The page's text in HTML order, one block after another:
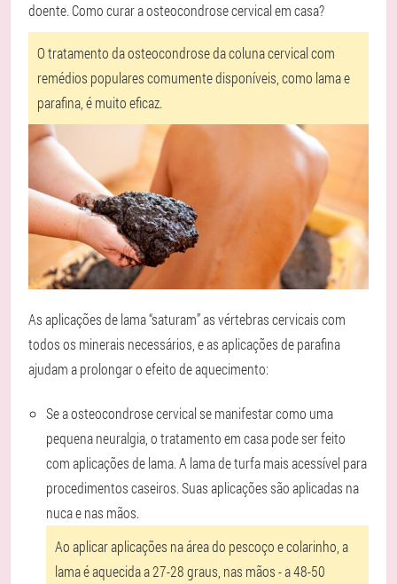
doente. Como curar a osteocondrose cervical em casa?
O tratamento da osteocondrose da coluna cervical com
remédios populares comumente disponíveis, como lama e
parafina, é muito eficaz.
As aplicações de lama “saturam” as vértebras cervicais com
todos os minerais necessários, e as aplicações de parafina
ajudam a prolongar o efeito de aquecimento:
Se a osteocondrose cervical se manifestar como uma
pequena neuralgia, o tratamento em casa pode ser feito
com aplicações de lama. A lama de turfa mais acessível para
procedimentos caseiros. Suas aplicações são aplicadas na
nuca e nas mãos.
Ao aplicar aplicações na área do pescoço e colarinho, a
lama é aquecida a 27-28 graus, nas mãos - a 48-50